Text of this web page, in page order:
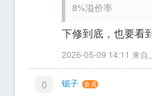
8%溢价率
下修到底，也要看
2026-05-09 14:11 来自
0 锯子